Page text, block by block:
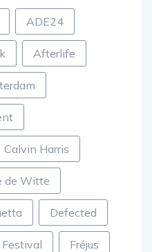
ADE24
Afterlife
Calvin Harris
de Witte
Defected
Festival Fréjus